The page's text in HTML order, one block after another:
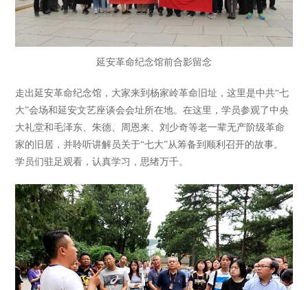
延安革命纪念馆前合影留念
走出延安革命纪念馆，大家来到杨家岭革命旧址，这里是中共“七
大”会场和延安文艺座谈会会址所在地。在这里，学员参观了中央
大礼堂和毛泽东、朱德、周恩来、刘少奇等老一辈无产阶级革命
家的旧居，并聆听讲解员关于“七大”从筹备到顺利召开的故事。
学员们驻足观看，认真学习，思绪万千。